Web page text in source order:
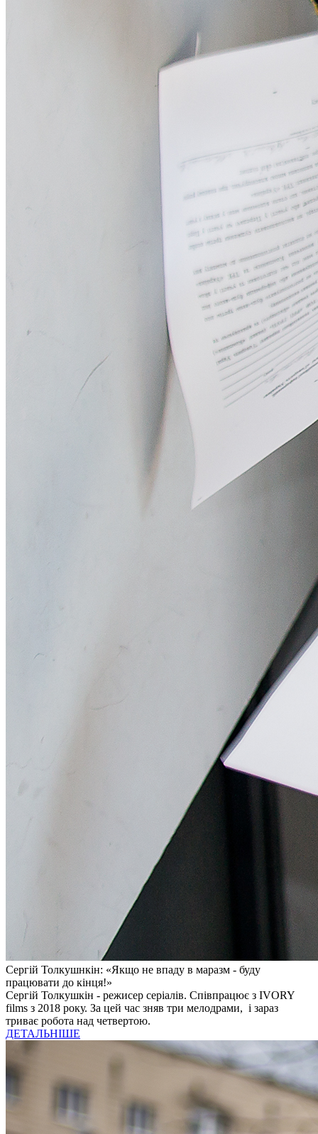
Сергій Толкушнкін: «Якщо не впаду в маразм - буду
працювати до кінця!»
Сергій Толкушкін - режисер серіалів. Співпрацює з IVORY
films з 2018 року. За цей час зняв три мелодрами, і зараз
триває робота над четвертою.
ДЕТАЛЬНІШЕ